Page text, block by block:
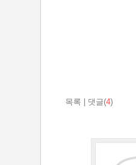
목록 댓글(4)